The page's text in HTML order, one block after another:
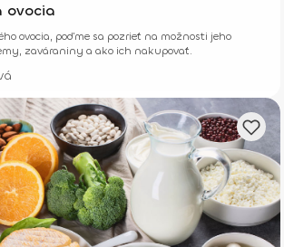
ovocia
ovocia, poďme sa pozrieť na možnosti jeho
zaváraniny a ako ich nakupovať.